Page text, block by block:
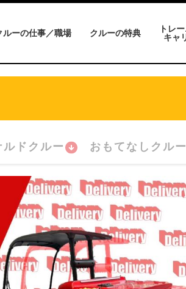
ルーの仕事／職場 クルーの特典
トレ
キャ
ルドクルー おもてなしクルー